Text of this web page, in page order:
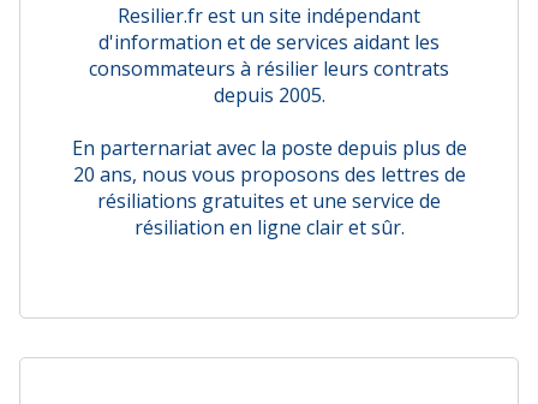
Resilier.fr est un site indépendant
d'information et de services aidant les
consommateurs à résilier leurs contrats
depuis 2005.
En parternariat avec la poste depuis plus de
20 ans, nous vous proposons des lettres de
résiliations gratuites et une service de
résiliation en ligne clair et sûr.